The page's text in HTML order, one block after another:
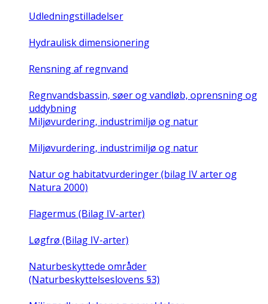
Udledningstilladelser
Hydraulisk dimensionering
Rensning af regnvand
Regnvandsbassin, søer og vandløb, oprensning og
uddybning
Miljøvurdering, industrimiljø og natur
Miljøvurdering, industrimiljø og natur
Natur og habitatvurderinger (bilag IV arter og
Natura 2000)
Flagermus (Bilag IV-arter)
Løgfrø (Bilag IV-arter)
Naturbeskyttede områder
(Naturbeskyttelseslovens §3)